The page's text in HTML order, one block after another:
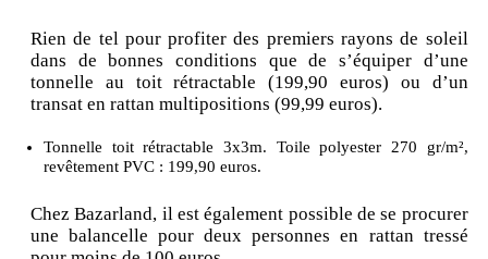
Rien de tel pour profiter des premiers rayons de soleil
dans de bonnes conditions que de s’équiper d’une
tonnelle au toit rétractable (199,90 euros) ou d’un
transat en rattan multipositions (99,99 euros).
Tonnelle toit rétractable 3x3m. Toile polyester 270 gr/m²,
revêtement PVC : 199,90 euros.
Chez Bazarland, il est également possible de se procurer
une balancelle pour deux personnes en rattan tressé